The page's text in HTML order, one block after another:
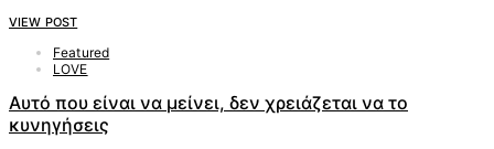
VIEW POST
Featured
LOVE
Αυτό που είναι να μείνει, δεν χρειάζεται να το
κυνηγήσεις